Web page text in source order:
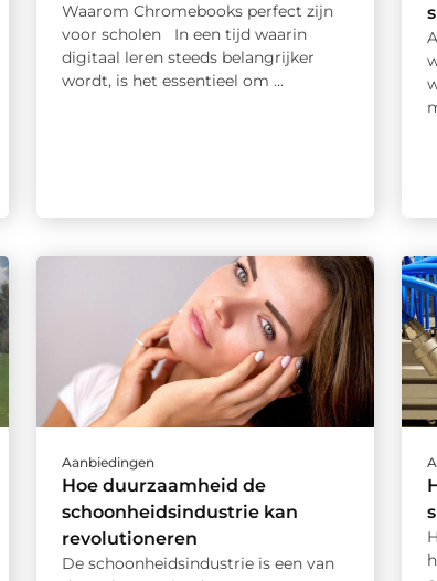
Waarom Chromebooks perfect zijn
voor scholen In een tijd waarin
digitaal leren steeds belangrijker
wordt, is het essentieel om ...
Aanbiedingen
Hoe duurzaamheid de
schoonheidsindustrie kan
revolutioneren
De schoonheidsindustrie is een van